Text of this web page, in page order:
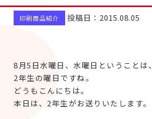
印刷商品紹介 投稿日：2015.08.05
8月5日水曜日、水曜日ということは、
2年生の曜日ですね。
どうもこんにちは。
本日は、2年生がお送りいたします。